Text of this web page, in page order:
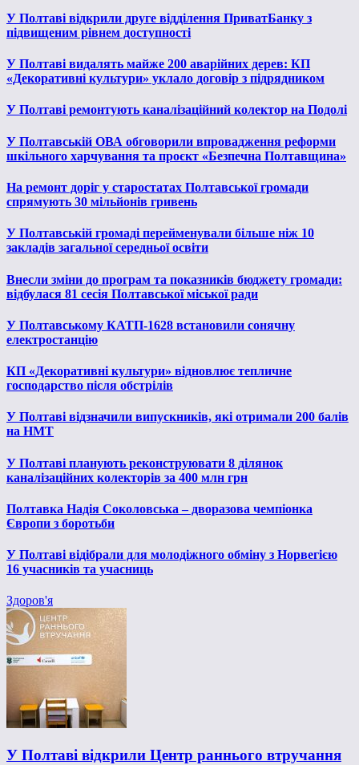
У Полтаві відкрили друге відділення ПриватБанку з
підвищеним рівнем доступності
У Полтаві видалять майже 200 аварійних дерев: КП
«Декоративні культури» уклало договір з підрядником
У Полтаві ремонтують каналізаційний колектор на Подолі
У Полтавській ОВА обговорили впровадження реформи
шкільного харчування та проєкт «Безпечна Полтавщина»
На ремонт доріг у старостатах Полтавської громади
спрямують 30 мільйонів гривень
У Полтавській громаді перейменували більше ніж 10
закладів загальної середньої освіти
Внесли зміни до програм та показників бюджету громади:
відбулася 81 сесія Полтавської міської ради
У Полтавському КАТП-1628 встановили сонячну
електростанцію
КП «Декоративні культури» відновлює тепличне
господарство після обстрілів
У Полтаві відзначили випускників, які отримали 200 балів
на НМТ
У Полтаві планують реконструювати 8 ділянок
каналізаційних колекторів за 400 млн грн
Полтавка Надія Соколовська – дворазова чемпіонка
Європи з боротьби
У Полтаві відібрали для молодіжного обміну з Норвегією
16 учасників та учасниць
Здоров'я
У Полтаві відкрили Центр раннього втручання